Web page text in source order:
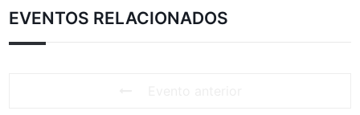
EVENTOS RELACIONADOS